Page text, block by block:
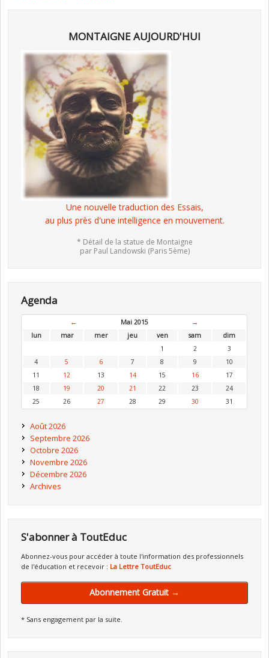
MONTAIGNE AUJOURD'HUI
Une nouvelle traduction des Essais,
au plus près d'une intelligence en mouvement.
* Détail de la statue de Montaigne
par Paul Landowski (Paris 5ème)
Agenda
← Mai 2015
→
lun
mar mer jeu ven sam
dim
1
2
3
4
5 6 7 8 9
10
11
12 13 14 15 16
17
18
19 20 21 22 23
24
25
26 27 28 29 30 31
Août 2026
Septembre 2026
Octobre 2026
Novembre 2026
Décembre 2026
Archives
S'abonner à ToutEduc
Abonnez-vous pour accéder à toute l'information des professionnels
de l'éducation et recevoir : La Lettre ToutEduc
Abonnement Gratuit →
* Sans engagement par la suite.